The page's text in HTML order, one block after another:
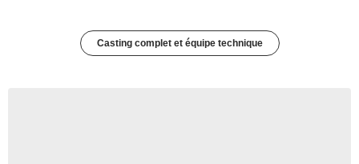
Casting complet et équipe technique